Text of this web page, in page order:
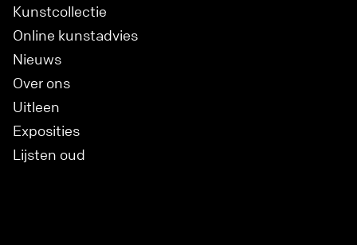
Kunstcollectie
Online kunstadvies
Nieuws
Over ons
Uitleen
Exposities
Lijsten oud